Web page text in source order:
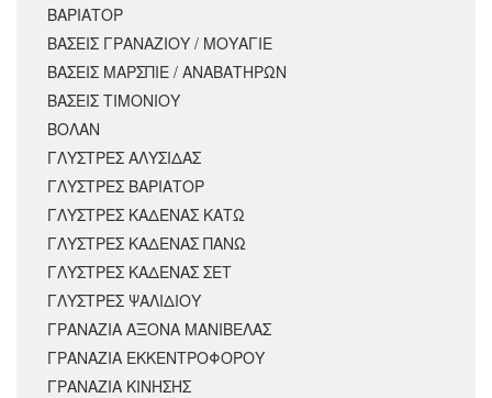
ΒΑΡΙΑΤΟΡ
ΒΑΣΕΙΣ ΓΡΑΝΑΖΙΟΥ / ΜΟΥΑΓΙΕ
ΒΑΣΕΙΣ ΜΑΡΣΠΙΕ / ΑΝΑΒΑΤΗΡΩΝ
ΒΑΣΕΙΣ ΤΙΜΟΝΙΟΥ
ΒΟΛΑΝ
ΓΛΥΣΤΡΕΣ ΑΛΥΣΙΔΑΣ
ΓΛΥΣΤΡΕΣ ΒΑΡΙΑΤΟΡ
ΓΛΥΣΤΡΕΣ ΚΑΔΕΝΑΣ ΚΑΤΩ
ΓΛΥΣΤΡΕΣ ΚΑΔΕΝΑΣ ΠΑΝΩ
ΓΛΥΣΤΡΕΣ ΚΑΔΕΝΑΣ ΣΕΤ
ΓΛΥΣΤΡΕΣ ΨΑΛΙΔΙΟΥ
ΓΡΑΝΑΖΙΑ ΑΞΟΝΑ ΜΑΝΙΒΕΛΑΣ
ΓΡΑΝΑΖΙΑ ΕΚΚΕΝΤΡΟΦΟΡΟΥ
ΓΡΑΝΑΖΙΑ ΚΙΝΗΣΗΣ